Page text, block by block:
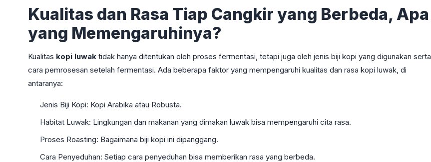
Kualitas dan Rasa Tiap Cangkir yang Berbeda, Apa
yang Memengaruhinya?
Kualitas kopi luwak tidak hanya ditentukan oleh proses fermentasi, tetapi juga oleh jenis biji kopi yang digunakan serta
cara pemrosesan setelah fermentasi. Ada beberapa faktor yang mempengaruhi kualitas dan rasa kopi luwak, di
antaranya:
Jenis Biji Kopi: Kopi Arabika atau Robusta.
Habitat Luwak: Lingkungan dan makanan yang dimakan luwak bisa mempengaruhi cita rasa.
Proses Roasting: Bagaimana biji kopi ini dipanggang.
Cara Penyeduhan: Setiap cara penyeduhan bisa memberikan rasa yang berbeda.